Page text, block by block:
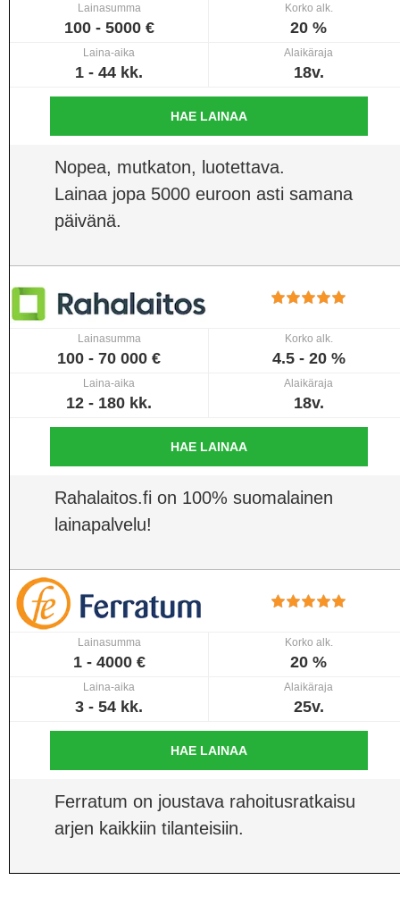
Lainasumma
100 - 5000 €
Korko alk.
20 %
Laina-aika
1 - 44 kk.
Alaikäraja
18v.
HAE LAINAA
Nopea, mutkaton, luotettava.
Lainaa jopa 5000 euroon asti samana
päivänä.
Lainasumma
100 - 70 000 €
Korko alk.
4.5 - 20 %
Laina-aika
12 - 180 kk.
Alaikäraja
18v.
HAE LAINAA
Rahalaitos.fi on 100% suomalainen
lainapalvelu!
Lainasumma
1 - 4000 €
Korko alk.
20 %
Laina-aika
3 - 54 kk.
Alaikäraja
25v.
HAE LAINAA
Ferratum on joustava rahoitusratkaisu
arjen kaikkiin tilanteisiin.